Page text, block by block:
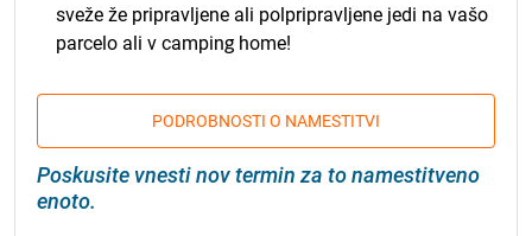
sveže že pripravljene ali polpripravljene jedi na vašo
parcelo ali v camping home!
PODROBNOSTI O NAMESTITVI
Poskusite vnesti nov termin za to namestitveno
enoto.